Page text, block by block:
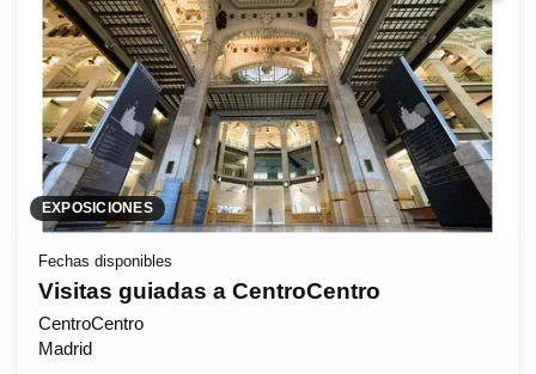
EXPOSICIONES
Fechas disponibles
Visitas guiadas a CentroCentro
CentroCentro
Madrid